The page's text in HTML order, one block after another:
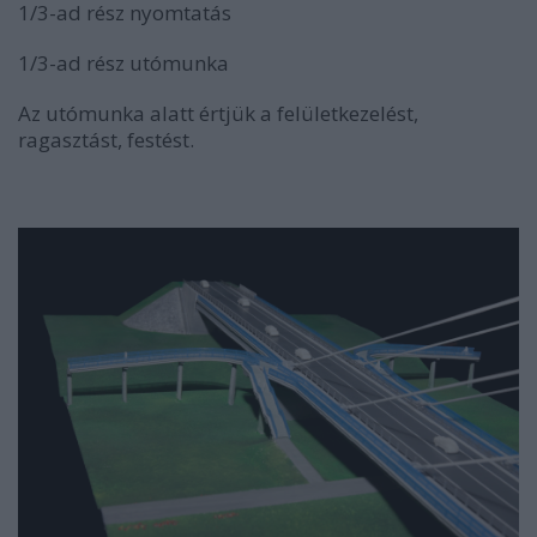
1/3-ad rész nyomtatás
1/3-ad rész utómunka
Az utómunka alatt értjük a felületkezelést,
ragasztást, festést.